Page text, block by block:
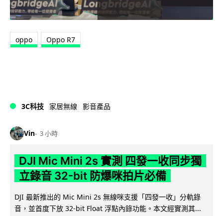
oppo Oppo R7
3C科技 家居無線 影音產品
Vin 3 小時
DJI Mic Mini 2s 實測 四發一收同步獨
立錄音 32-bit 防爆咪拍片必備
DJI 最新推出的 Mic Mini 2s 無線咪支援「四發一收」分軌錄
音，並首度下放 32-bit Float 浮點內錄功能。本文經實測其...